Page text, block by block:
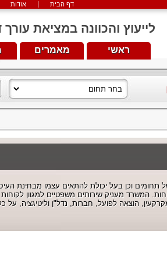
אודות דף הבית
לייעוץ והכוונה במציאת עורך דין
מאמרים ראשי
תחומים וכן בעל יכולת להתאים עצמו מבחינת
המשרד מעניק שירותים משפטיים למגוון לקוחות
הוצאה לפועל, חברות, נדל"ן וליטיגציה, על